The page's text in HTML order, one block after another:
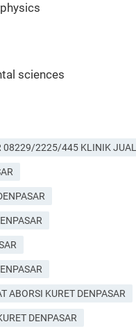
sciences
08229/2225/445 KLINIK JUAL
KURET DENPASAR
DENPASAR